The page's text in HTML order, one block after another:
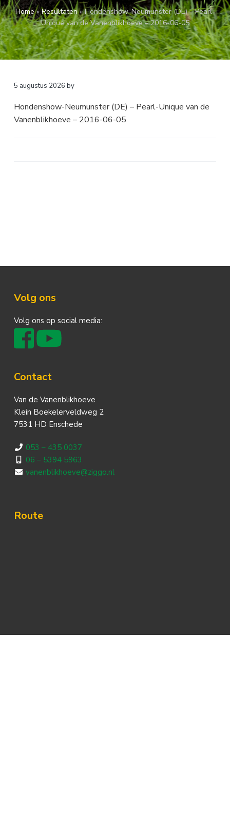
a
v
i
g
a
o
u
d
k
s
t
Home»Resultaten»Hondenshow-Neumunster (DE) – Pearl-
Unique van de Vanenblikhoeve – 2016-06-05
5 augustus 2026 by
Hondenshow-Neumunster (DE) – Pearl-Unique van de
Vanenblikhoeve – 2016-06-05
Footer
Volg ons
Volg ons op social media:
Contact
Van de Vanenblikhoeve
Klein Boekelerveldweg 2
7531 HD Enschede
053 – 435 0037
06 – 5394 5963
vanenblikhoeve@ziggo.nl
Route